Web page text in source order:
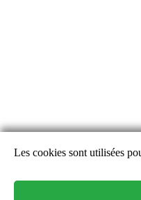
Alertes Disparition
Les cookies sont utilisées